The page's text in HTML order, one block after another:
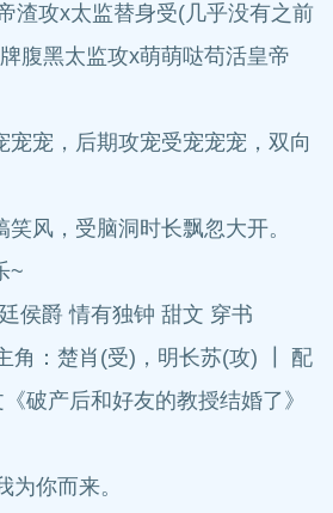
攻x太监替身受(几乎没有之前
腹黑太监攻x萌萌哒苟活皇帝
宠，后期攻宠受宠宠宠，双向
风，受脑洞时长飘忽大开。
~
爵 情有独钟 甜文 穿书
：楚肖(受)，明长苏(攻) ┃ 配
破产后和好友的教授结婚了》
你而来。